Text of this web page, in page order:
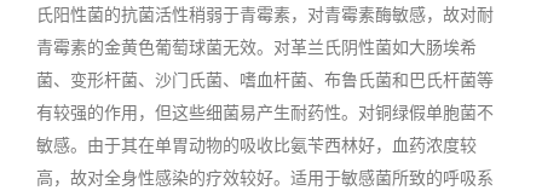
氏阳性菌的抗菌活性稍弱于青霉素，对青霉素酶敏感，故对耐
青霉素的金黄色葡萄球菌无效。对革兰氏阴性菌如大肠埃希
菌、变形杆菌、沙门氏菌、嗜血杆菌、布鲁氏菌和巴氏杆菌等
有较强的作用，但这些细菌易产生耐药性。对铜绿假单胞菌不
敏感。由于其在单胃动物的吸收比氨苄西林好，血药浓度较
高，故对全身性感染的疗效较好。适用于敏感菌所致的呼吸系